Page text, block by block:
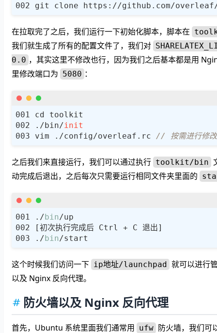
在拉取完了之后，我们运行一下初始化脚本，脚本在
我们就生成了所有的配置文件了，我们对
0.0 ，其实这里不修改也行，因为我们之后基本都是用
里修改端口为 5080 ：
./bin/init
vim ./config/overleaf.rc // 按需进行修改
之后我们来直接运行，我们可以通过执行 toolkit/bin
动完成后退出，之后每次只需要运行相同文件夹里面的
./bin
./bin
这个时候我们访问一下 ip地址/launchpad 就可以进行
以及 Nginx 反向代理。
防火墙以及 Nginx 反向代理
首先，Ubuntu 系统里面我们通常用 ufw 防火墙，我们可